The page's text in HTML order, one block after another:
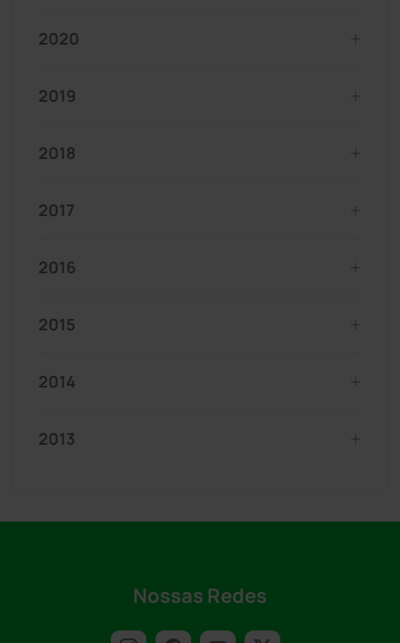
2020
2019
2018
2017
2016
2015
2014
2013
Nossas Redes